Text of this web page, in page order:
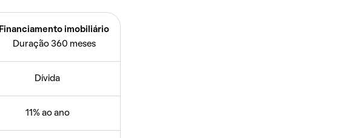
Financiamento imobiliário
Duração 360 meses
Dívida
11% ao ano